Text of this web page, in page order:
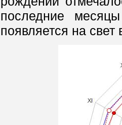
последние
появляется на свет